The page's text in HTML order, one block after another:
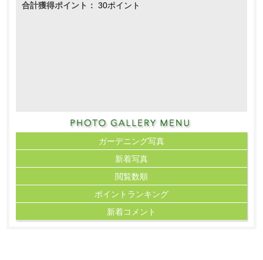
合計獲得ポイント： 30ポイント
ガーデニング写真
新着写真
閲覧数順
ポイント ランキング
新着コメント